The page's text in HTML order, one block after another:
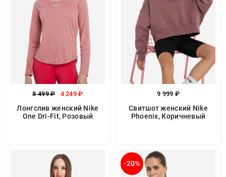
8 499 ₽ 4 249 ₽
Лонгслив женский Nike
One Dri-Fit, Розовый
9 999 ₽
Свитшот женский Nike
Phoenix, Коричневый
-20%